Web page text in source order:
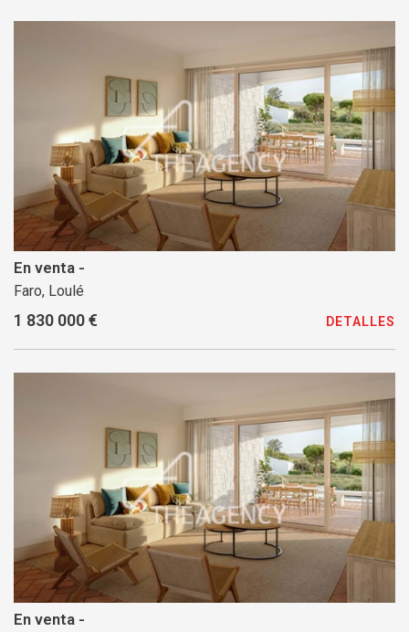
En venta -
Faro, Loulé
1 830 000 € DETALLES
En venta -